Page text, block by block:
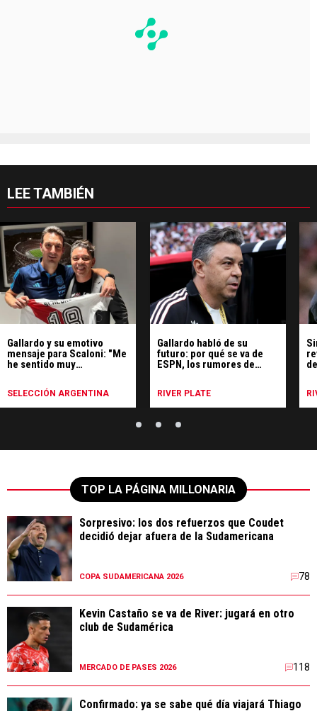
LEE TAMBIÉN
Gallardo y su emotivo
mensaje para Scaloni: "Me
he sentido muy
SELECCIÓN ARGENTINA
Gallardo habló de su
futuro: por qué se va de
ESPN, los rumores de
RIVER PLATE
TOP LA PÁGINA MILLONARIA
Sorpresivo: los dos refuerzos que Coudet
decidió dejar afuera de la Sudamericana
COPA SUDAMERICANA 2026 78
Kevin Castaño se va de River: jugará en otro
club de Sudamérica
MERCADO DE PASES 2026 118
Confirmado: ya se sabe qué día viajará Thiago